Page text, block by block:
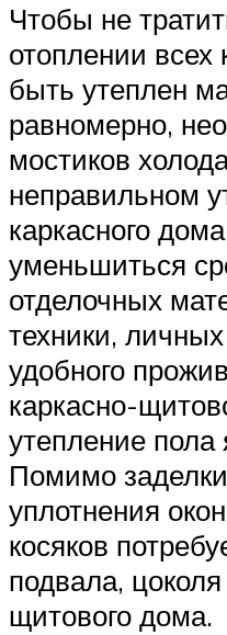
Чтобы не
отоплении
быть утеплен
равномерно,
мостиков
неправильном
каркасного
уменьшиться
отделочных
техники,
удобного
каркасно-
утепление пола
Помимо
уплотнения
косяков
подвала,
щитового дома.